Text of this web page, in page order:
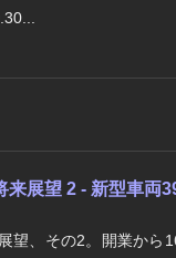
来展望 2 - 新型車両
望、その2。開業から